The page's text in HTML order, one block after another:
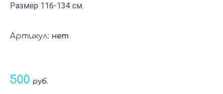
Размер 116-134 см.
Артикул: нет
500 руб.